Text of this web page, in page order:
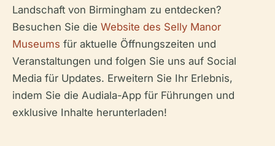
Landschaft von Birmingham zu entdecken?
Besuchen Sie die Website des Selly Manor
Museums für aktuelle Öffnungszeiten und
Veranstaltungen und folgen Sie uns auf Social
Media für Updates. Erweitern Sie Ihr Erlebnis,
indem Sie die Audiala-App für Führungen und
exklusive Inhalte herunterladen!